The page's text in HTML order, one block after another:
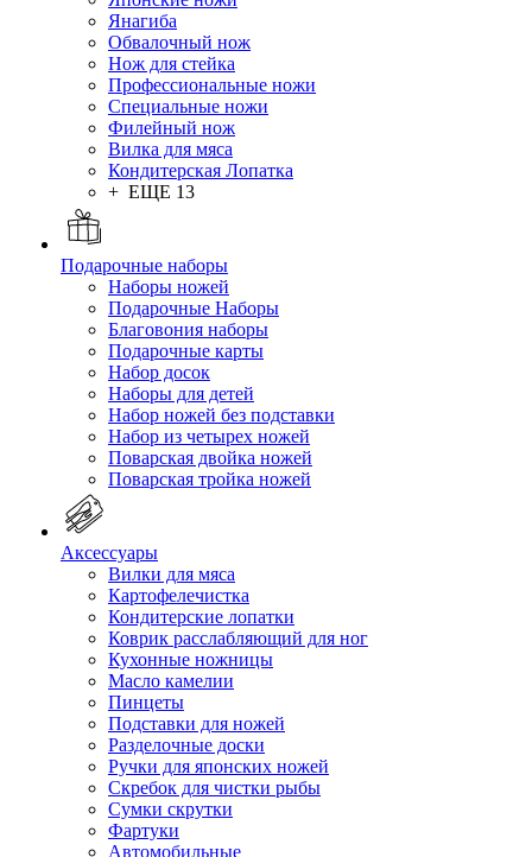
Янагиба
Обвалочный нож
Нож для стейка
Профессиональные ножи
Специальные ножи
Филейный нож
Вилка для мяса
Кондитерская Лопатка
+ ЕЩЕ 13
Подарочные наборы
Наборы ножей
Подарочные Наборы
Благовония наборы
Подарочные карты
Набор досок
Наборы для детей
Набор ножей без подставки
Набор из четырех ножей
Поварская двойка ножей
Поварская тройка ножей
Аксессуары
Вилки для мяса
Картофелечистка
Кондитерские лопатки
Коврик расслабляющий для ног
Кухонные ножницы
Масло камелии
Пинцеты
Подставки для ножей
Разделочные доски
Ручки для японских ножей
Скребок для чистки рыбы
Сумки скрутки
Фартуки
Автомобильные